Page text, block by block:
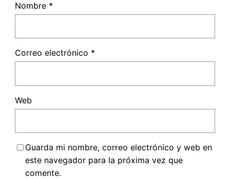
Nombre *
Correo electrónico *
Web
Guarda mi nombre, correo electrónico y web en
este navegador para la próxima vez que
comente.